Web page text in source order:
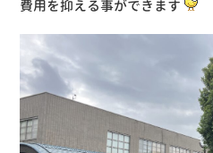
費用を抑える事ができます